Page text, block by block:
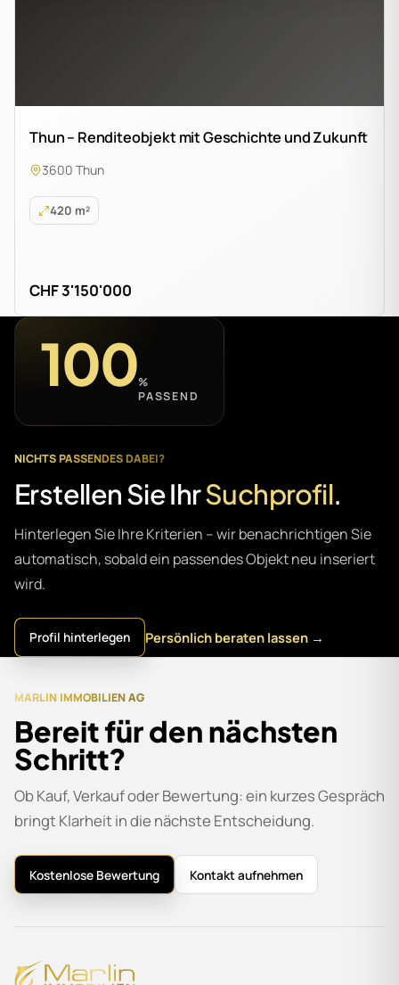
Thun – Renditeobjekt mit Geschichte und Zukunft
3600 Thun
420 m²
CHF 3'150'000
100%
PASSEND
NICHTS PASSENDES DABEI?
Erstellen Sie IhrSuchprofil.
Hinterlegen Sie Ihre Kriterien – wir benachrichtigen Sie
automatisch, sobald ein passendes Objekt neu inseriert
wird.
Profil hinterlegen Persönlich beraten lassen →
MARLIN IMMOBILIEN AG
Bereit für den nächsten
Schritt?
Ob Kauf, Verkauf oder Bewertung: ein kurzes Gespräch
bringt Klarheit in die nächste Entscheidung.
Kostenlose Bewertung Kontakt aufnehmen